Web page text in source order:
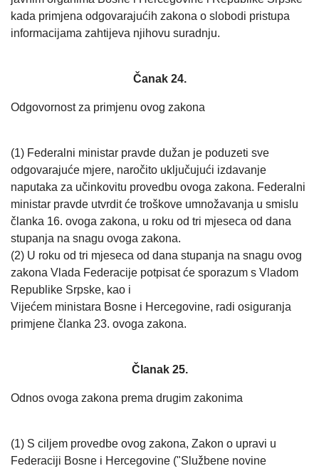
kada primjena odgovarajućih zakona o slobodi pristupa
informacijama zahtijeva njihovu suradnju.
Čanak 24.
Odgovornost za primjenu ovog zakona
(1) Federalni ministar pravde dužan je poduzeti sve
odgovarajuće mjere, naročito uključujući izdavanje
naputaka za učinkovitu provedbu ovoga zakona. Federalni
ministar pravde utvrdit će troškove umnožavanja u smislu
članka 16. ovoga zakona, u roku od tri mjeseca od dana
stupanja na snagu ovoga zakona.
(2) U roku od tri mjeseca od dana stupanja na snagu ovog
zakona Vlada Federacije potpisat će sporazum s Vladom
Republike Srpske, kao i
Vijećem ministara Bosne i Hercegovine, radi osiguranja
primjene članka 23. ovoga zakona.
Članak 25.
Odnos ovoga zakona prema drugim zakonima
(1) S ciljem provedbe ovog zakona, Zakon o upravi u
Federaciji Bosne i Hercegovine ("Službene novine